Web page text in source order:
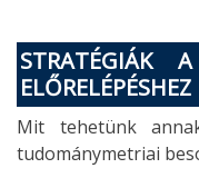
STRATÉGIÁK
ELŐRELÉPÉSHEZ
Mit tehetünk
tudománymetriai